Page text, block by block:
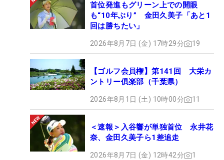
首位発進もグリーン上での開眼
も“10年ぶり” 金田久美子「あと1
回は勝ちたい」
2026年8月7日 (金) 17時29分 19
【ゴルフ会員権】第141回 大栄カ
ントリー俱楽部（千葉県）
2026年8月1日 (土) 10時00分 11
＜速報＞入谷響が単独首位 永井花
奈、金田久美子ら1差追走
2026年8月7日 (金) 12時42分 1